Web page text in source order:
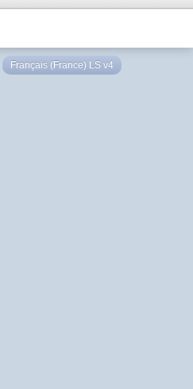
Français (France) LS v4